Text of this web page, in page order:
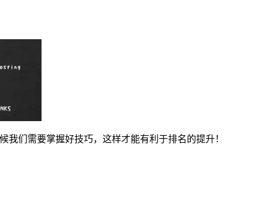
们需要掌握好技巧，这样才能有利于排名的提升！